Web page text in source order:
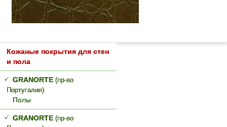
Кожаные покрытия для стен
и пола
GRANORTE (пр-во
Португалия)
Полы
GRANORTE (пр-во